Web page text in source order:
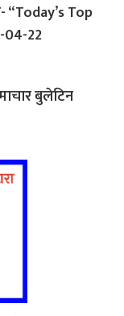
“Today’s Top
04-22
बुलेटिन